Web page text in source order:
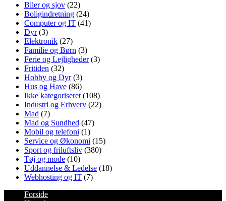
Biler og sjov (22)
Boligindretning (24)
Computer og IT (41)
Dyr(3)
Elektronik (27)
Familie og Børn (3)
Ferie og Lejligheder(3)
Fritiden (32)
Hobby og Dyr(3)
Hus og Have (86)
Ikke kategoriseret (108)
Industri og Erhverv (22)
Mad (7)
Mad og Sundhed (47)
Mobil og telefoni (1)
Service og Økonomi (15)
Sport og friluftsliv (380)
Tøj og mode (10)
Uddannelse & Ledelse (18)
Webhosting og IT (7)
Forside